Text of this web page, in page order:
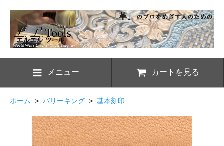
メニュー カートを見る
ホーム > バリーキング > 基本刻印